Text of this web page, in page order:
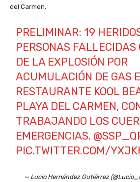
del Carmen.
PRELIMINAR: 19
PERSONAS FALLECIDAS
DE LA EXPLOSIÓN POR
ACUMULACIÓN DE GAS
RESTAURANTE KOOL
PLAYA DEL CARMEN,
TRABAJANDO LOS
EMERGENCIAS.
PIC.TWITTER.COM/
— Lucio Hernández Gutiérrez